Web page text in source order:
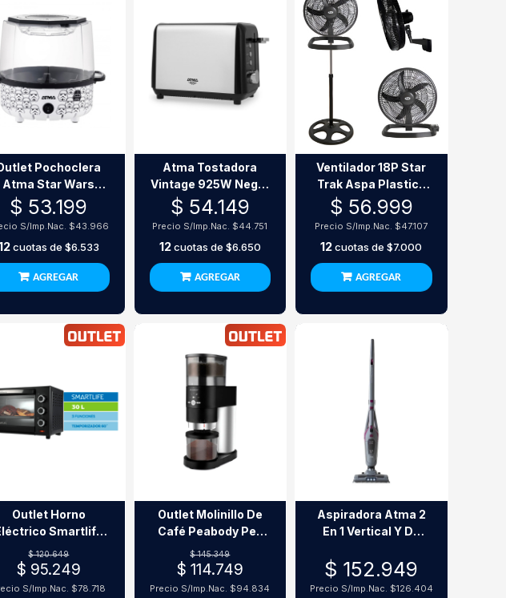
Pochoclera
Atma Star Wars
Poat9802Swp 4
Litros
$ 53.199
S/Imp.Nac. $43.966
cuotas de $6.533
AGREGAR
Atma Tostadora
Vintage 925W Negro
- Diseño Retro
$ 54.149
Precio S/Imp.Nac. $44.751
12cuotas de $6.650
AGREGAR
Ventilador 18P Star
Trak Aspa Plastica
Stp31-18P
$ 56.999
Precio S/Imp.Nac. $47.107
12cuotas de$7.000
AGREGAR
Outlet Horno
Smartlife
Grill 30 Litros
1600W
$ 120.649
$ 95.249
S/Imp.Nac. $78.718
Outlet Molinillo De
Café Peabody Pe-
Mc9400 240G 150W
$ 145.349
$ 114.749
Precio S/Imp.Nac. $94.834
Aspiradora Atma 2
En 1 Vertical Y De
$ 152.949
Precio S/Imp.Nac. $126.404